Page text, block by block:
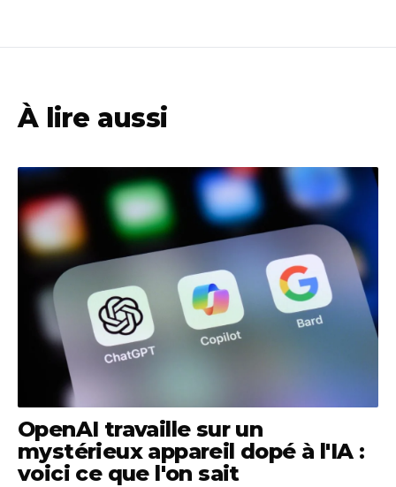
À lire aussi
OpenAI travaille sur un
mystérieux appareil dopé à l'IA :
voici ce que l'on sait